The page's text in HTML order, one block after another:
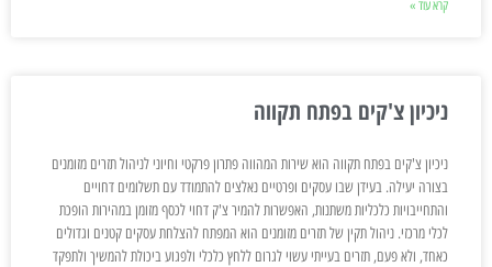
קרא עוד »
ניכיון צ'קים בפתח תקווה
ניכיון צ'קים בפתח תקווה הוא שירות המהווה פתרון פרקטי וחיוני לניהול תזרים מזומנים
בצורה יעילה. בעידן שבו עסקים ופרטיים נאלצים להתמודד עם תשלומים דחויים
והתחייבויות כלכליות משתנות, האפשרות להמיר צ'ק דחוי לכסף מזומן במהירות הופכת
לכלי מרכזי. ניהול תקין של תזרים מזומנים הוא המפתח להצלחת עסקים קטנים וגדולים
כאחד, ולא פעם, תזרים בעייתי עשוי לגרום ללחץ כלכלי ולפגוע ביכולת להמשיך ולתפקד